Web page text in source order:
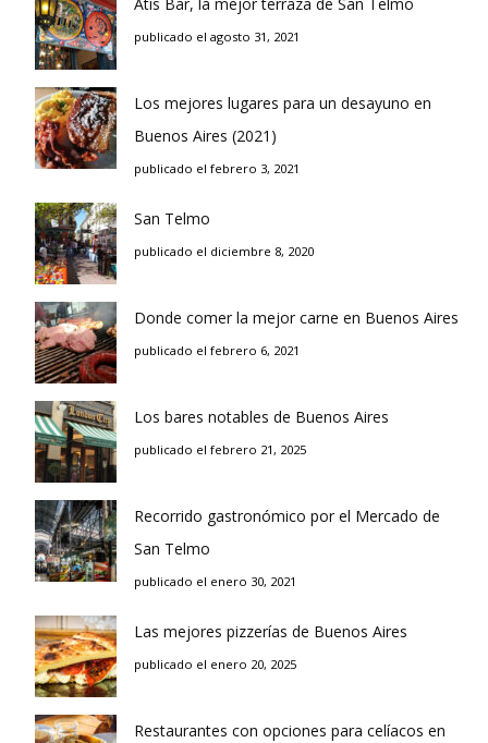
publicado el agosto 31, 2021
Los mejores lugares para un desayuno en
Buenos Aires (2021)
publicado el febrero 3, 2021
San Telmo
publicado el diciembre 8, 2020
Donde comer la mejor carne en Buenos Aires
publicado el febrero 6, 2021
Los bares notables de Buenos Aires
publicado el febrero 21, 2025
Recorrido gastronómico por el Mercado de
San Telmo
publicado el enero 30, 2021
Las mejores pizzerías de Buenos Aires
publicado el enero 20, 2025
Restaurantes con opciones para celíacos en